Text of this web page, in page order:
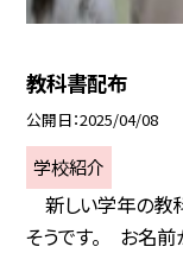
教科書配布
公開日 2025/04/08
学校紹介
新しい学年の教
そうです。 お名